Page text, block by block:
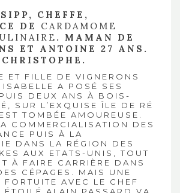
CHEFFE,
DE CARDAMOME
. MAMAN DE
ET ANTOINE 27 ANS.
ET FILLE DE VIGNERONS
A POSÉ SES
DEUX ANS À BOIS-
SUR L’EXQUISE ÎLE DE RÉ
TOMBÉE AMOUREUSE.
COMMERCIALISATION DES
PUIS À LA
DANS LA RÉGION DES
AUX ETATS-UNIS, TOUT
À FAIRE CARRIÈRE DANS
CÉPAGES. MAIS UNE
FORTUITE AVEC LE CHEF
ÉTOILÉ ALAIN PASSARD VA